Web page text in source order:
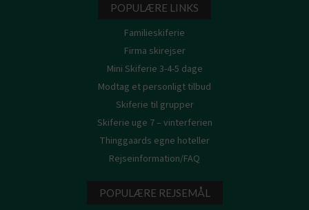
POPULÆRE LINKS
Familieskiferie
Firma skirejser
Mini Skiferie 3-4-5 dage
Modtag et personligt tilbud
Skiferie til grupper
Skiferie uge 7 – vinterferien
Thinggaards egne hoteller
Rejseinformation/FAQ
POPULÆRE REJSEMÅL